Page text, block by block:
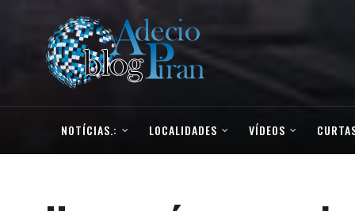
NOTÍCIAS.: LOCALIDADES VÍDEOS